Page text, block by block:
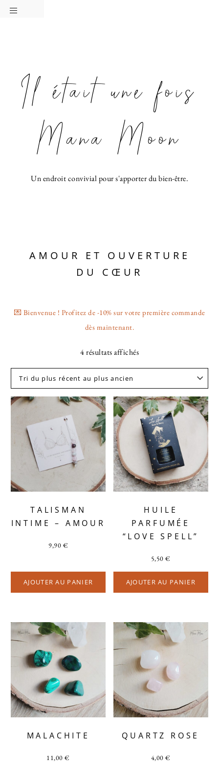
Passer
Passer
Passer
principaleIl était une fois
Mana Moon
Un endroit convivial pour s'apporter du bien-être.
AMOUR ET OUVERTURE
DU CŒUR
💌 Bienvenue ! Profitez de -10% sur votre première commande
dès maintenant.
4 résultats affichés
TALISMAN
INTIME – AMOUR
9,90€
AJOUTER AU PANIER
HUILE
PARFUMÉE
“LOVE SPELL”
5,50€
AJOUTER AU PANIER
MALACHITE
11,00€
QUARTZ ROSE
4,00€